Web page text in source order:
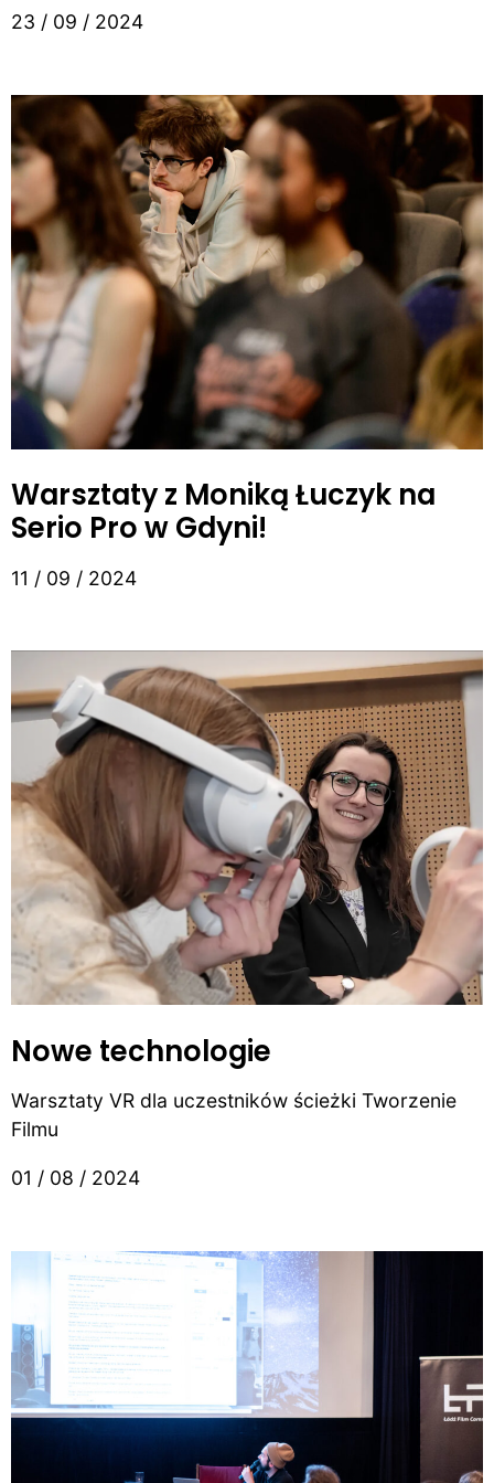
23 / 09 / 2024
Warsztaty z Moniką Łuczyk na
Serio Pro w Gdyni!
11 / 09 / 2024
Nowe technologie
Warsztaty VR dla uczestników ścieżki Tworzenie
Filmu
01 / 08 / 2024